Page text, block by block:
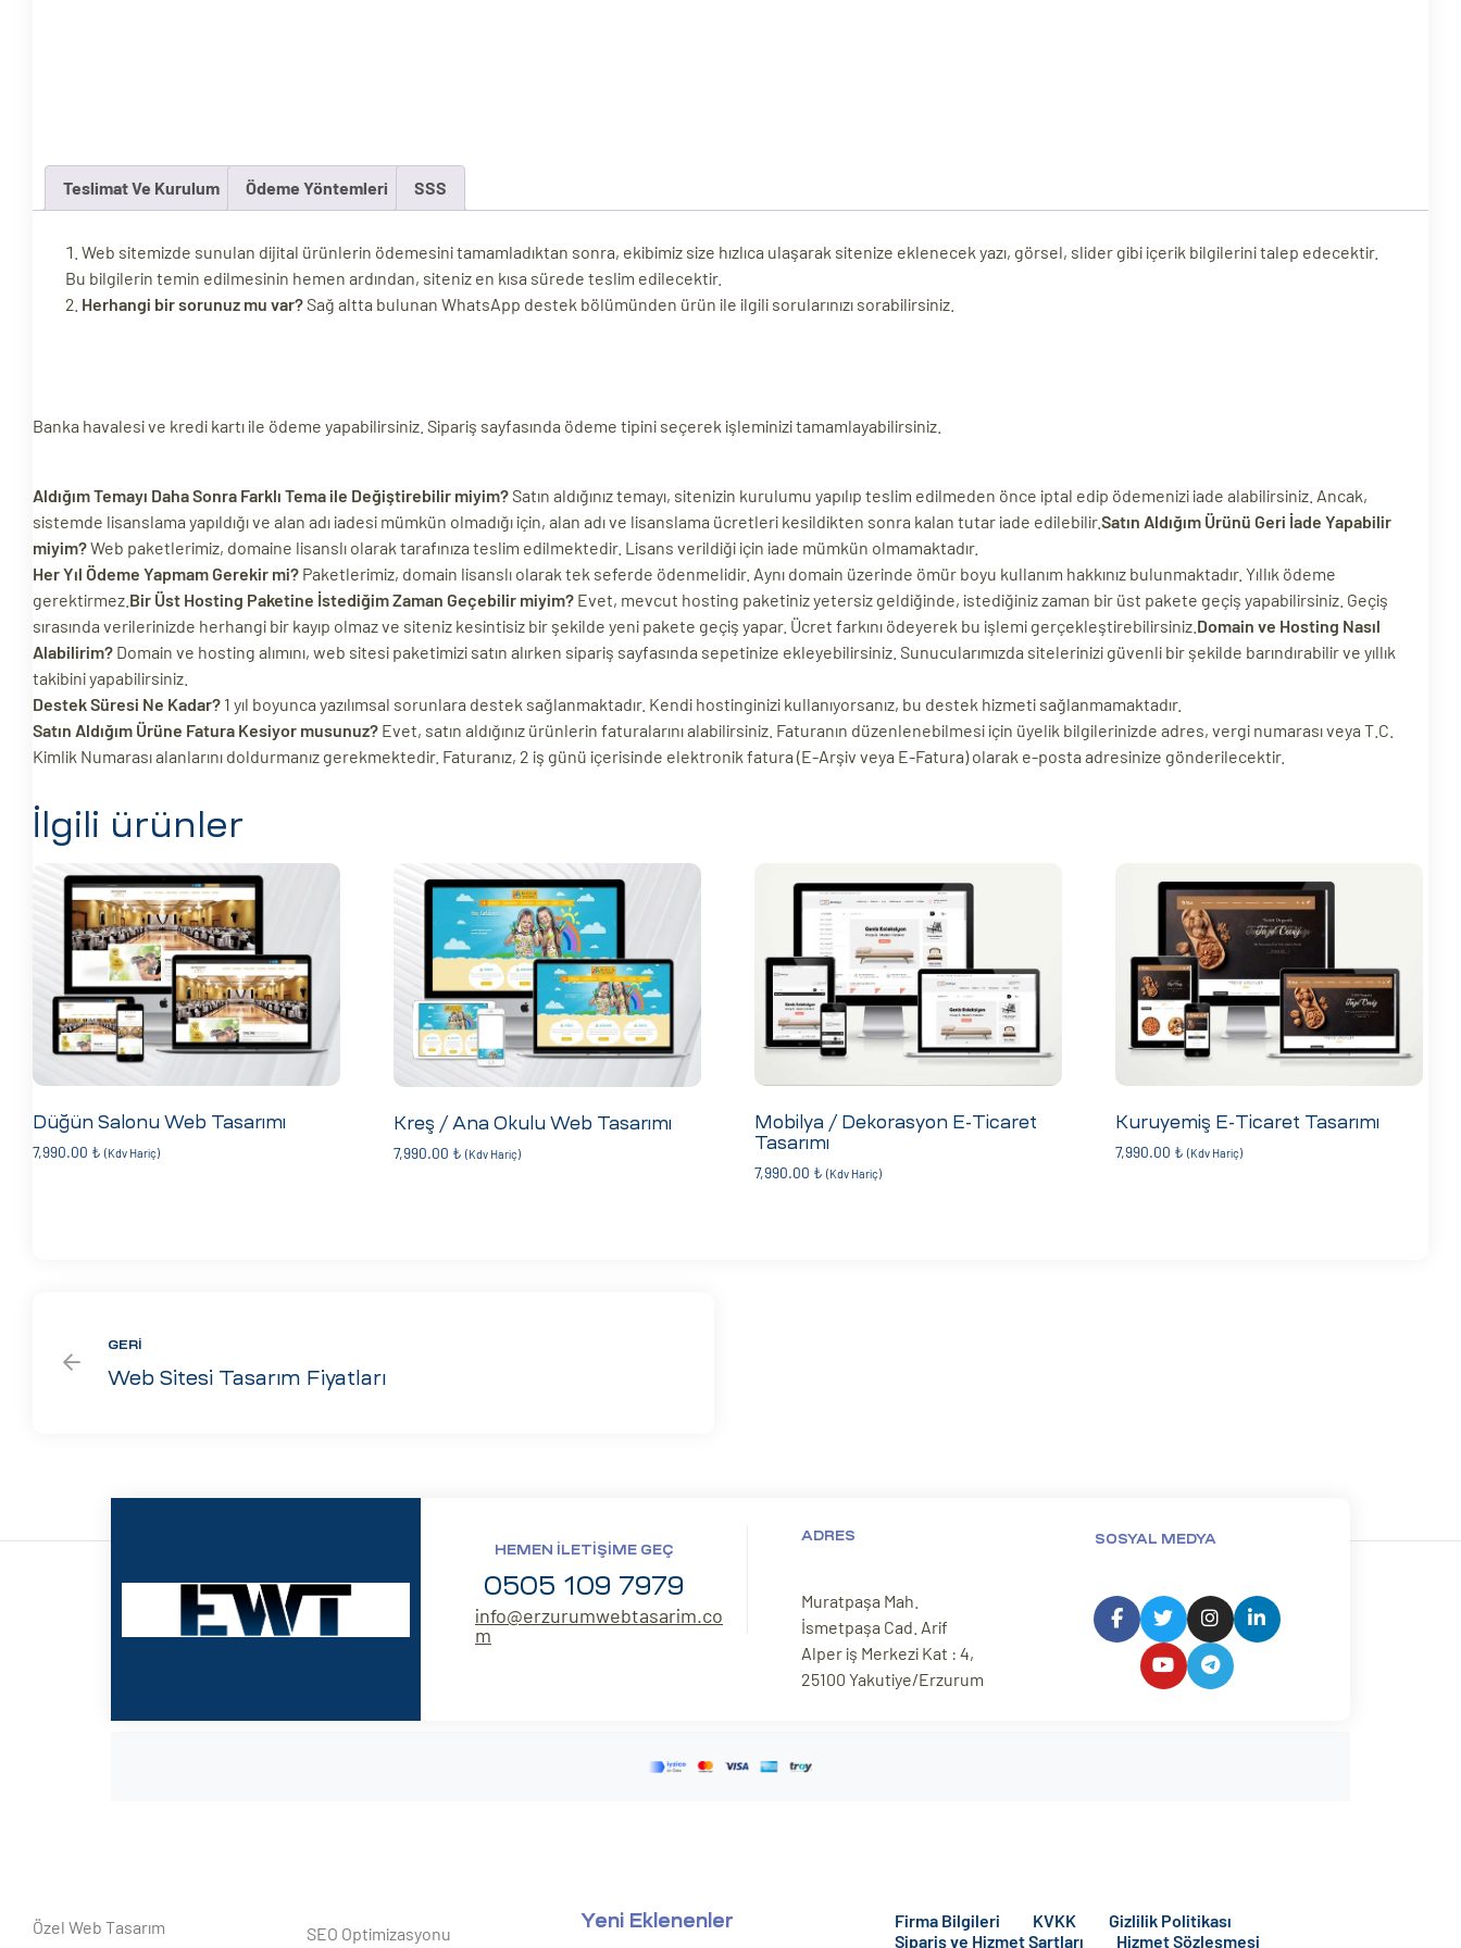
Teslimat Ve Kurulum Ödeme Yöntemleri SSS
Web sitemizde sunulan dijital ürünlerin ödemesini tamamladıktan sonra, ekibimiz size hızlıca ulaşarak sitenize eklenecek yazı, görsel, slider gibi içerik bilgilerini talep edecektir.
Bu bilgilerin temin edilmesinin hemen ardından, siteniz en kısa sürede teslim edilecektir.
Herhangi bir sorunuz mu var?Sağ altta bulunan WhatsApp destek bölümünden ürün ile ilgili sorularınızı sorabilirsiniz.
Banka havalesi ve kredi kartı ile ödeme yapabilirsiniz. Sipariş sayfasında ödeme tipini seçerek işleminizi tamamlayabilirsiniz.
Aldığım Temayı Daha Sonra Farklı Tema ile Değiştirebilir miyim?Satın aldığınız temayı, sitenizin kurulumu yapılıp teslim edilmeden önce iptal edip ödemenizi iade alabilirsiniz. Ancak,
sistemde lisanslama yapıldığı ve alan adı iadesi mümkün olmadığı için, alan adı ve lisanslama ücretleri kesildikten sonra kalan tutar iade edilebilir.Satın Aldığım Ürünü Geri İade Yapabilir
miyim?Web paketlerimiz, domaine lisanslı olarak tarafınıza teslim edilmektedir. Lisans verildiği için iade mümkün olmamaktadır.
Her Yıl Ödeme Yapmam Gerekir mi? Paketlerimiz, domain lisanslı olarak tek seferde ödenmelidir. Aynı domain üzerinde ömür boyu kullanım hakkınız bulunmaktadır. Yıllık ödeme
gerektirmez. Bir Üst Hosting Paketine İstediğim Zaman Geçebilir miyim? Evet, mevcut hosting paketiniz yetersiz geldiğinde, istediğiniz zaman bir üst pakete geçiş yapabilirsiniz. Geçiş
sırasında verilerinizde herhangi bir kayıp olmaz ve siteniz kesintisiz bir şekilde yeni pakete geçiş yapar. Ücret farkını ödeyerek bu işlemi gerçekleştirebilirsiniz. Domain ve Hosting Nasıl
Alabilirim? Domain ve hosting alımını, web sitesi paketimizi satın alırken sipariş sayfasında sepetinize ekleyebilirsiniz. Sunucularımızda sitelerinizi güvenli bir şekilde barındırabilir ve yıllık
takibini yapabilirsiniz.
Destek Süresi Ne Kadar? 1 yıl boyunca yazılımsal sorunlara destek sağlanmaktadır. Kendi hostinginizi kullanıyorsanız, bu destek hizmeti sağlanmamaktadır.
Satın Aldığım Ürüne Fatura Kesiyor musunuz? Evet, satın aldığınız ürünlerin faturalarını alabilirsiniz. Faturanın düzenlenebilmesi için üyelik bilgilerinizde adres, vergi numarası veya T.C.
Kimlik Numarası alanlarını doldurmanız gerekmektedir. Faturanız, 2 iş günü içerisinde elektronik fatura (E-Arşiv veya E-Fatura) olarak e-posta adresinize gönderilecektir.
İlgili ürünler
Düğün Salonu Web Tasarımı
7,990.00 ₺ (Kdv Hariç)
Kreş / Ana Okulu Web Tasarımı
7,990.00 ₺ (Kdv Hariç)
Mobilya / Dekorasyon E-Ticaret
Tasarımı
7,990.00 ₺ (Kdv Hariç)
Kuruyemiş E-Ticaret Tasarımı
7,990.00 ₺ (Kdv Hariç)
GERI
Web Sitesi Tasarım Fiyatları
HEMEN İLETIŞIME GEÇ
0505 109 7979
info@erzurumwebtasarim.co
m
ADRES
Muratpaşa Mah.
İsmetpaşa Cad. Arif
Alper iş Merkezi Kat : 4,
25100 Yakutiye/Erzurum
SOSYAL MEDYA
Özel Web Tasarım SEO Optimizasyonu
Yeni Eklenenler Firma Bilgileri KVKK
Gizlilik Politikası
Sipariş ve Hizmet Şartları
Hizmet Sözleşmesi